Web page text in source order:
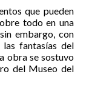
que pueden
todo en una
embargo, con
fantasías del
obra se sostuvo
del Museo del